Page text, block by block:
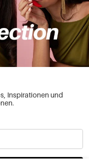
Inspirationen und